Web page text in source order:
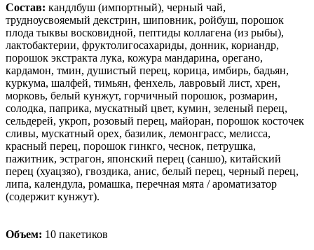
Состав: кандлбуш (импортный), черный чай,
трудноусвояемый декстрин, шиповник, ройбуш, порошок
плода тыквы восковидной, пептиды коллагена (из рыбы),
лактобактерии, фруктолигосахариды, донник, кориандр,
порошок экстракта лука, кожура мандарина, орегано,
кардамон, тмин, душистый перец, корица, имбирь, бадьян,
куркума, шалфей, тимьян, фенхель, лавровый лист, хрен,
морковь, белый кунжут, горчичный порошок, розмарин,
солодка, паприка, мускатный цвет, кумин, зеленый перец,
сельдерей, укроп, розовый перец, майоран, порошок косточек
сливы, мускатный орех, базилик, лемонграсс, мелисса,
красный перец, порошок гинкго, чеснок, петрушка,
пажитник, эстрагон, японский перец (саншо), китайский
перец (хуацзяо), гвоздика, анис, белый перец, черный перец,
липа, календула, ромашка, перечная мята / ароматизатор
(содержит кунжут).
Объем: 10 пакетиков